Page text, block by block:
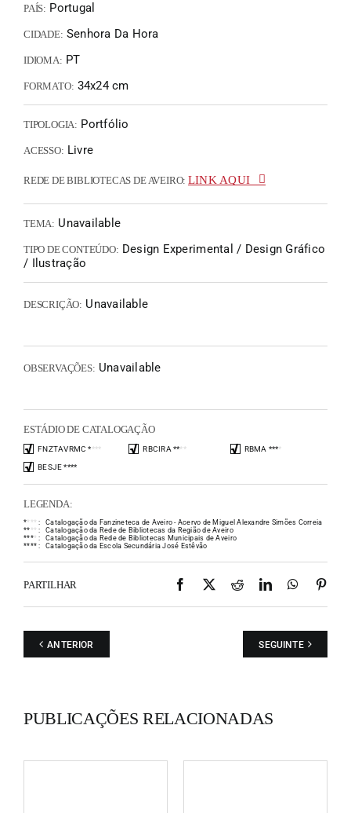
PAÍS: Portugal
CIDADE: Senhora Da Hora
IDIOMA: PT
FORMATO: 34x24 cm
TIPOLOGIA: Portfólio
ACESSO: Livre
REDE DE BIBLIOTECAS DE AVEIRO: LINK AQUI
TEMA: Unavailable
TIPO DE CONTEÚDO: Design Experimental / Design Gráfico
/ Ilustração
DESCRIÇÃO: Unavailable
OBSERVAÇÕES: Unavailable
ESTÁDIO DE CATALOGAÇÃO
FNZTAVRMC **** RBCIRA **** RBMA ****
BESJE ****
LEGENDA:
** * * :
Catalogação da Fanzineteca de Aveiro - Acervo de Miguel Alexandre Simões Correia
** * * :
Catalogação da Rede de Bibliotecas da Região de Aveiro
**** :
Catalogação da Rede de Bibliotecas Municipais de Aveiro
**** : Catalogação da Escola Secundária José Estêvão
PARTILHAR Facebook
X RedditLinkedIn
ANTERIOR SEGUINTE
PUBLICAÇÕES RELACIONADAS